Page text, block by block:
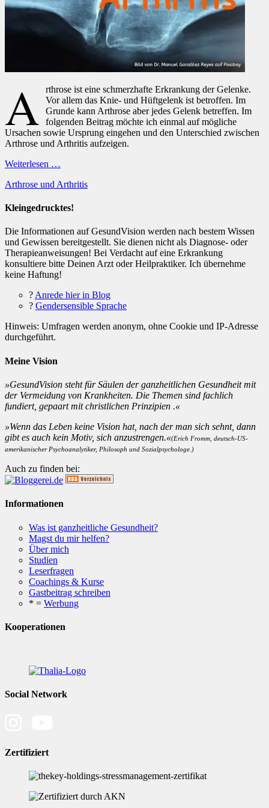
A
rthrose ist eine schmerzhafte Erkrankung der Gelenke.
Vor allem das Knie- und Hüftgelenk ist betroffen. Im
Grunde kann Arthrose aber jedes Gelenk betreffen. Im
folgenden Beitrag möchte ich einmal auf mögliche
Ursachen sowie Ursprung eingehen und den Unterschied zwischen
Arthrose und Arthritis aufzeigen.
Weiterlesen …
Kategorien
Arthrose und Arthritis
Kleingedrucktes!
Die Informationen auf GesundVision werden nach bestem Wissen
und Gewissen bereitgestellt. Sie dienen nicht als Diagnose- oder
Therapieanweisungen! Bei Verdacht auf eine Erkrankung
konsultiere bitte Deinen Arzt oder Heilpraktiker. Ich übernehme
keine Haftung!
?Anrede hier in Blog
? Gendersensible Sprache
Hinweis: Umfragen werden anonym, ohne Cookie und IP-Adresse
durchgeführt.
Meine Vision
»GesundVision steht für Säulen der ganzheitlichen Gesundheit mit
der Vermeidung von Krankheiten. Die Themen sind fachlich
fundiert, gepaart mit christlichen Prinzipien .«
»Wenn das Leben keine Vision hat, nach der man sich sehnt, dann
gibt es auch kein Motiv, sich anzustrengen.«(Erich Fromm, deutsch-US-
amerikanischer Psychoanalytiker, Philosoph und Sozialpsychologe.)
Auch zu finden bei:
Informationen
Was ist ganzheitliche Gesundheit?
Magst du mir helfen?
Über mich
Studien
Leserfragen
Coachings & Kurse
Gastbeitrag schreiben
* = Werbung
Kooperationen
Social Network
Zertifiziert